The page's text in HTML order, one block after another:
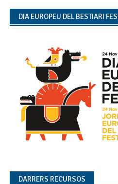
DIA EUROPEU DEL BESTIARI
DARRERS RECURSOS